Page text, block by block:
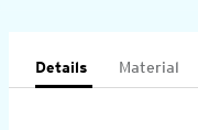
Details Material